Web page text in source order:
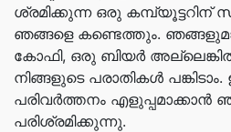
ശ്രമിക്കുന്ന ഒരു കമ്പ്യൂട്ടറിന്
ഞങ്ങളെ കണ്ടെത്തും.
കോഫി, ഒരു ബിയർ അല്ലെങ്കിൽ
നിങ്ങളുടെ പരാതികൾ
പരിവർത്തനം എളുപ്പമാക്കാൻ
പരിശ്രമിക്കുന്നു.